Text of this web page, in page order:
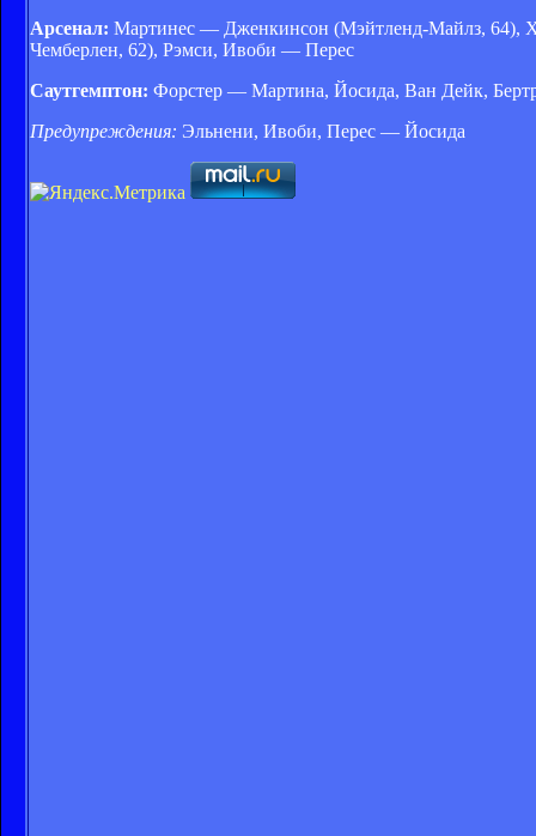
Арсенал: Мартинес — Дженкинсон (Мэйтленд-Майлз, 64),
Чемберлен, 62), Рэмси, Ивоби — Перес
Саутгемптон: Форстер — Мартина, Йосида, Ван Дейк,
Предупреждения: Эльнени, Ивоби, Перес — Йосида